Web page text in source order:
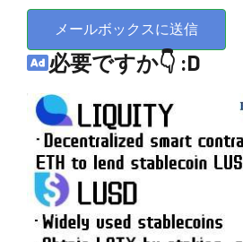
メールボックスに送信
必要ですか👇 :D